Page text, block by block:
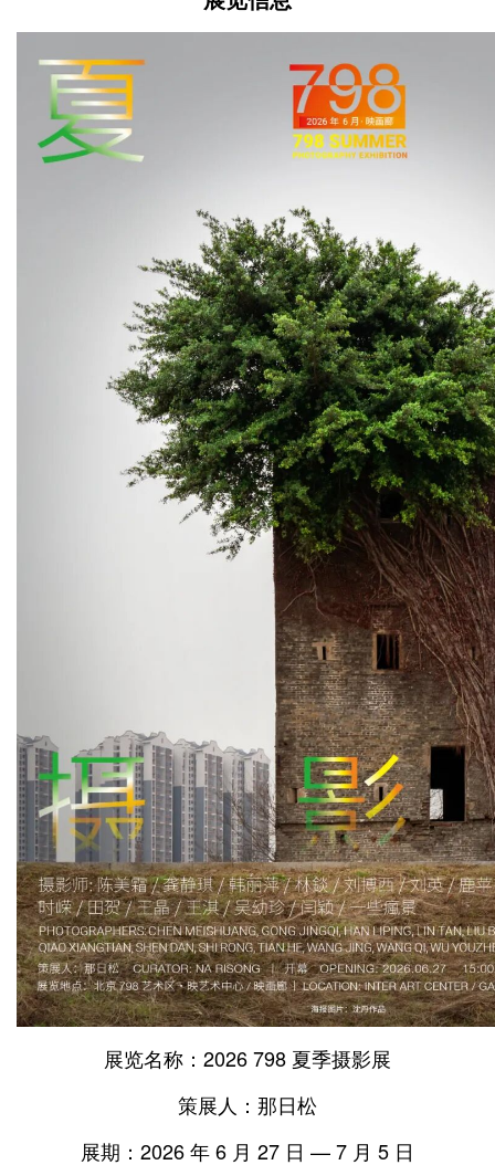
展览名称：2026 798 夏季摄影展
策展人：那日松
展期：2026 年 6 月 27 日 — 7 月 5 日